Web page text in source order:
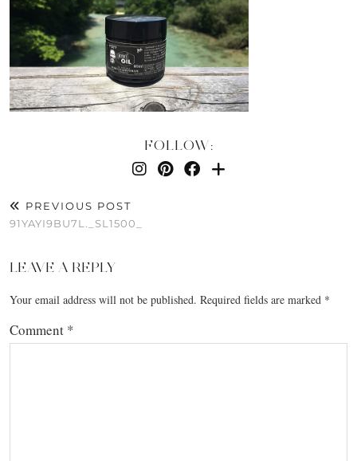
FOLLOW:
PREVIOUS POST
91YAYI9BU7L._SL1500_
LEAVE A REPLY
Your email address will not be published. Required fields are marked *
Comment *